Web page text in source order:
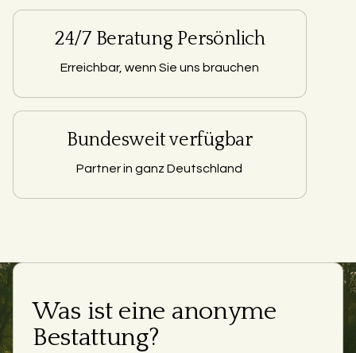
24/7 Beratung Persönlich
Erreichbar, wenn Sie uns brauchen
Bundesweit verfügbar
Partner in ganz Deutschland
Was ist eine anonyme
Bestattung?